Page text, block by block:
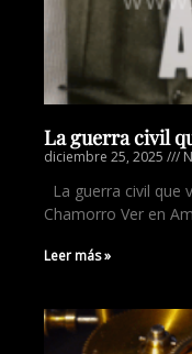
La guerra civil
diciembre 25, 2025
La guerra civil que
Chamorro Ver en
Leer más »